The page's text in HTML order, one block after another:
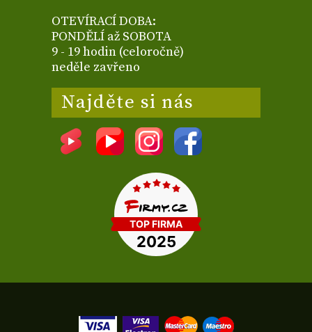
OTEVÍRACÍ DOBA:
PONDĚLÍ až SOBOTA
9 - 19 hodin (celoročně)
neděle zavřeno
Najděte si nás